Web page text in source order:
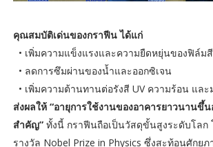
คุณสมบัติเด่นของกราฟีน ได้แก่
• เพิ่มความแข็งแรงและความยืดหยุ่นของฟิล์มสี
• ลดการซึมผ่านของน้ำและออกซิเจน
• เพิ่มความต้านทานต่อรังสี UV ความร้อน และ
ส่งผลให้ “อายุการใช้งานของอาคารยาวนานขึ้
สำคัญ” ทั้งนี้ กราฟีนถือเป็นวัสดุขั้นสูงระดับโลก
รางวัล Nobel Prize in Physics ซึ่งสะท้อนศักย